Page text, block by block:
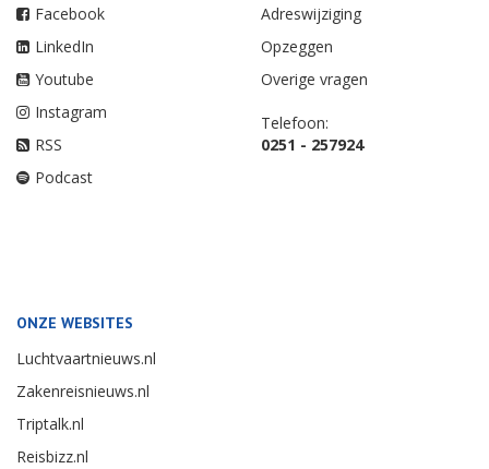
Facebook
LinkedIn
Youtube
Instagram
RSS
Podcast
Adreswijziging
Opzeggen
Overige vragen
Telefoon:
0251 - 257924
ONZE WEBSITES
Luchtvaartnieuws.nl
Zakenreisnieuws.nl
Triptalk.nl
Reisbizz.nl